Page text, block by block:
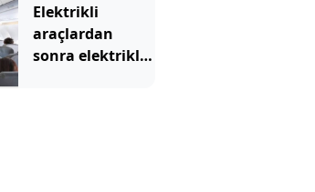
Elektrikli
araçlardan
sonra elektrikli